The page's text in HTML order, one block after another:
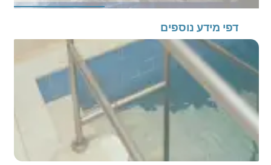
דפי מידע נוספים